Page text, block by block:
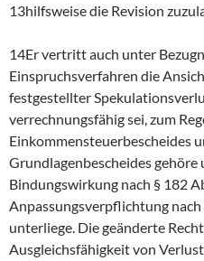
13hilfsweise die Revision
14Er vertritt auch unter
Einspruchsverfahren die
festgestellter
verrechnungsfähig sei, zum
Einkommensteuerbescheides
Grundlagenbescheides
Bindungswirkung nach § 182
Anpassungsverpflichtung nach
unterliege. Die geänderte
Ausgleichsfähigkeit von